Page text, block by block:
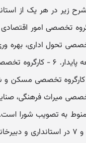
تخصصی موضوع بندهای ۱، ۲، ۳، ۴، ۵ و